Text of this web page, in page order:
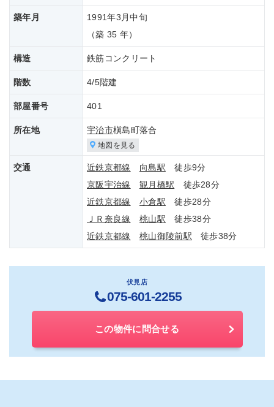
築年月
1991年3月中旬
（築 35 年）
構造 鉄筋コンクリート
階数 4/5階建
部屋番号 401
所在地 宇治市槇島町落合
地図を見る
交通 近鉄京都線 向島駅 徒歩9分
京阪宇治線
観月橋駅 徒歩28分
近鉄京都線
小倉駅 徒歩28分
ＪＲ奈良線
桃山駅 徒歩38分
近鉄京都線
桃山御陵前駅 徒歩38分
伏見店
075-601-2255
この物件に問合せる